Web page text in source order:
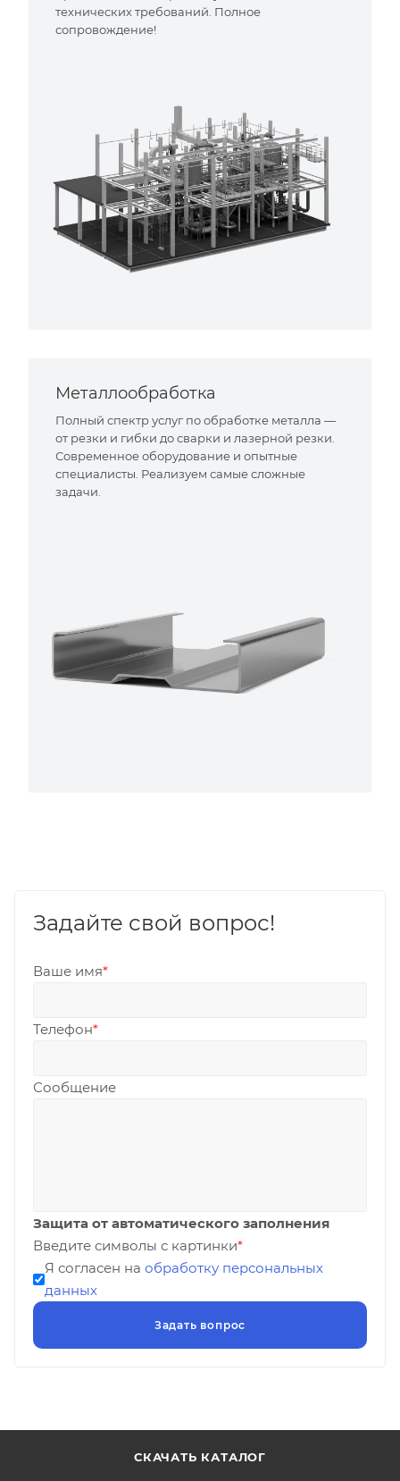
технических требований. Полное
сопровождение!
Металлообработка
Полный спектр услуг по обработке металла —
от резки и гибки до сварки и лазерной резки.
Современное оборудование и опытные
специалисты. Реализуем самые сложные
задачи.
Задайте свой вопрос!
Ваше имя*
Телефон*
Сообщение
Защита от автоматического заполнения
Введите символы с картинки*
Я согласен на обработку персональных
данных
СКАЧАТЬ КАТАЛОГ